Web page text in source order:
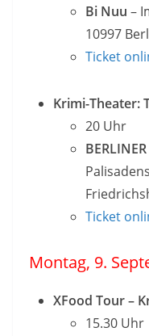
Bi Nuu –
10997
Ticket
Krimi-Theater:
20 Uhr
Ticket
Montag, 9.
XFood Tour –
15.30 Uhr